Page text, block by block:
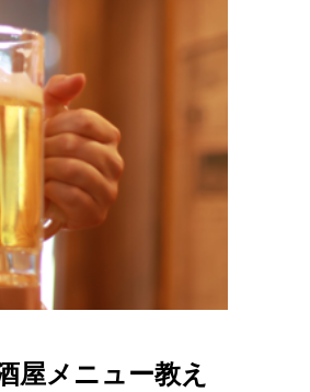
屋メニュー教え